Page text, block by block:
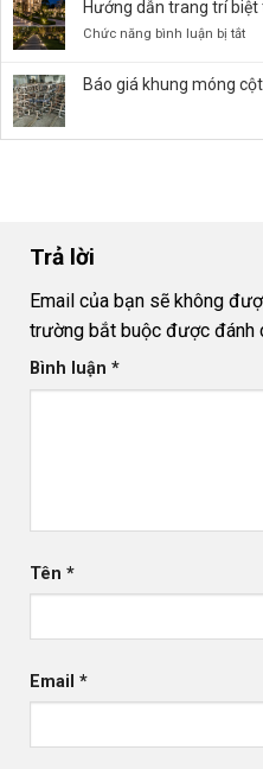
Bền
kỹ
Hướng dẫn trang trí
Chức năng bình luận bị tắtở
Báo giá khung móng
Trả lời
Email của bạn sẽ không
trường bắt buộc được đánh
Bình luận *
Tên *
Email *